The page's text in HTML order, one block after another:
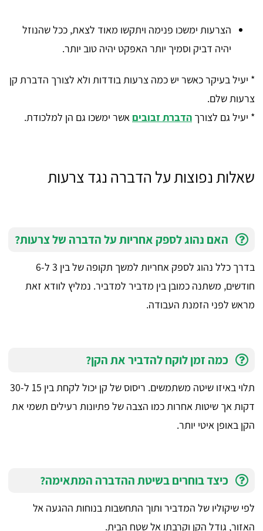
הצרעות ימשכו פנימה ויתקשו מאוד לצאת, ככל שהנוזל
יהיה דביק וסמיך יותר האפקט יהיה טוב יותר.
* יעיל בעיקר כאשר יש כמה צרעות בודדות ולא לצורך הדברת קן
צרעות שלם.
* יעיל גם לצורך הדברת זבובים אשר ימשכו גם הן למלכודת.
שאלות נפוצות על הדברה נגד צרעות
האם נהוג לספק אחריות על הדברה של צרעות?
בדרך כלל נהוג לספק אחריות למשך תקופה של בין 3 ל-6
חודשים, משתנה כמובן בין מדביר למדביר. נמליץ לוודא זאת
מראש לפני הזמנת העבודה.
כמה זמן לוקח להדביר את הקן?
תלוי באיזו שיטה משתמשים. ריסוס של קן יכול לקחת בין 15 ל-30
דקות אך שיטות אחרות כמו הצבה של פתיונות רעילים תשמי את
הקן באופן איטי יותר.
כיצד בוחרים בשיטת ההדברה המתאימה?
לפי שיקוליו של המדביר ותוך התחשבות בנוחות ההגעה אל
האזור, גודל הקן וקרבתו אל שטח הבית.